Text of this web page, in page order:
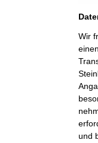
Wir
und